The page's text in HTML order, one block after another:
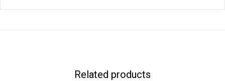
Related products